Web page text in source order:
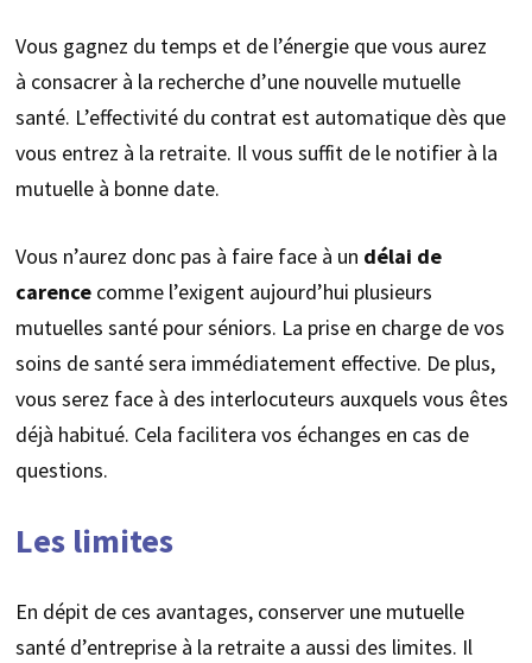
Vous gagnez du temps et de l’énergie que vous aurez
à consacrer à la recherche d’une nouvelle mutuelle
santé. L’effectivité du contrat est automatique dès que
vous entrez à la retraite. Il vous suffit de le notifier à la
mutuelle à bonne date.
Vous n’aurez donc pas à faire face à un délai de
carencecomme l’exigent aujourd’hui plusieurs
mutuelles santé pour séniors. La prise en charge de vos
soins de santé sera immédiatement effective. De plus,
vous serez face à des interlocuteurs auxquels vous êtes
déjà habitué. Cela facilitera vos échanges en cas de
questions.
Les limites
En dépit de ces avantages, conserver une mutuelle
santé d’entreprise à la retraite a aussi des limites. Il